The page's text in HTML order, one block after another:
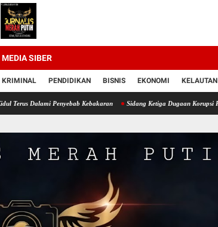
SIBER
KRIMINAL PENDIDIKAN BISNIS EKONOMI KELAUTAN
Penyebab Kebakaran Sidang Ketiga Dugaan Korupsi PT Semen